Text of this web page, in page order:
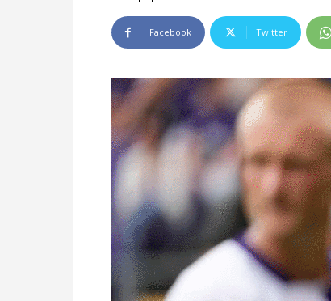
Facebook Twitter